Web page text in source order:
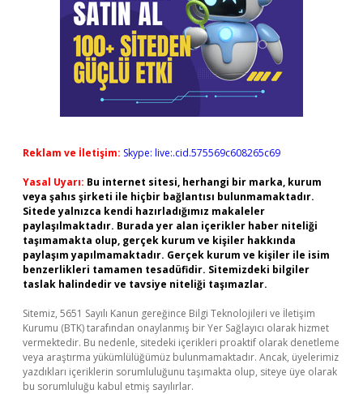
Reklam ve İletişim: Skype: live:.cid.575569c608265c69
Yasal Uyarı: Bu internet sitesi, herhangi bir marka, kurum
veya şahıs şirketi ile hiçbir bağlantısı bulunmamaktadır.
Sitede yalnızca kendi hazırladığımız makaleler
paylaşılmaktadır. Burada yer alan içerikler haber niteliği
taşımamakta olup, gerçek kurum ve kişiler hakkında
paylaşım yapılmamaktadır. Gerçek kurum ve kişiler ile isim
benzerlikleri tamamen tesadüfidir. Sitemizdeki bilgiler
taslak halindedir ve tavsiye niteliği taşımazlar.
Sitemiz, 5651 Sayılı Kanun gereğince Bilgi Teknolojileri ve İletişim
Kurumu (BTK) tarafından onaylanmış bir Yer Sağlayıcı olarak hizmet
vermektedir. Bu nedenle, sitedeki içerikleri proaktif olarak denetleme
veya araştırma yükümlülüğümüz bulunmamaktadır. Ancak, üyelerimiz
yazdıkları içeriklerin sorumluluğunu taşımakta olup, siteye üye olarak
bu sorumluluğu kabul etmiş sayılırlar.